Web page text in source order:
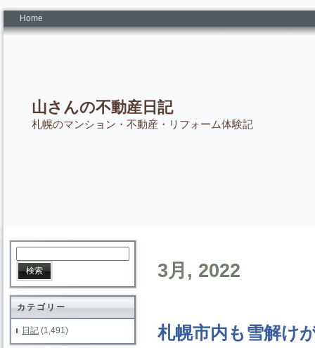
Home
山さんの不動産日記
札幌のマンション・不動産・リフォーム体験記
カテゴリー
日記 (1,491)
3月, 2022
札幌市内も雪解け